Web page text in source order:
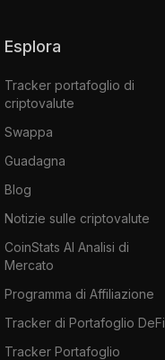
Esplora
Tracker portafoglio di
criptovalute
Swappa
Guadagna
Blog
Notizie sulle criptovalute
CoinStats AI Analisi di
Mercato
Programma di Affiliazione
Tracker di Portafoglio DeFi
Tracker Portafoglio